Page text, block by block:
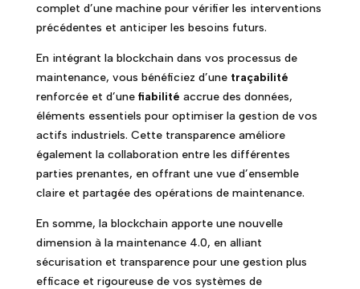
complet d’une machine pour vérifier les interventions
précédentes et anticiper les besoins futurs.
En intégrant la blockchain dans vos processus de
maintenance, vous bénéficiez d’une traçabilité
renforcée et d’une fiabilité accrue des données,
éléments essentiels pour optimiser la gestion de vos
actifs industriels. Cette transparence améliore
également la collaboration entre les différentes
parties prenantes, en offrant une vue d’ensemble
claire et partagée des opérations de maintenance.
En somme, la blockchain apporte une nouvelle
dimension à la maintenance 4.0, en alliant
sécurisation et transparence pour une gestion plus
efficace et rigoureuse de vos systèmes de